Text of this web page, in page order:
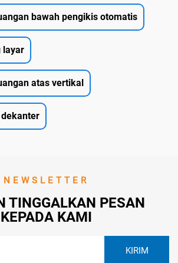
bawah pengikis otomatis
layar
atas vertikal
NEWSLETTER
TINGGALKAN PESAN
KEPADA KAMI